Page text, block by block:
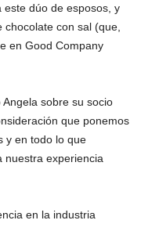
este dúo de esposos, y
con sal (que,
en Good Company
Angela sobre su socio
que ponemos
y en todo lo que
nuestra experiencia
en la industria